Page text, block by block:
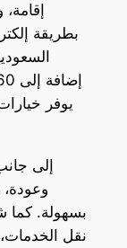
بطريقة
يوفر
وعودة،